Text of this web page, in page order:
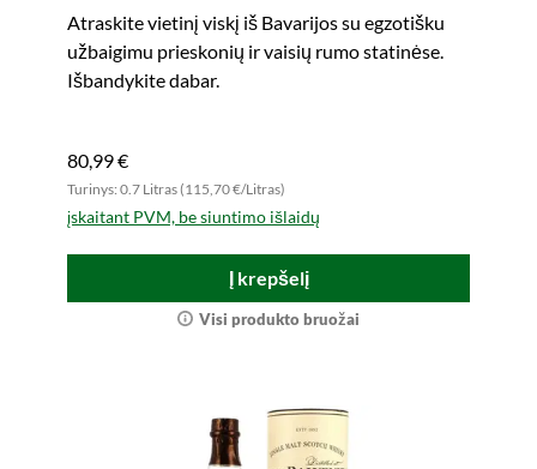
Atraskite vietinį viskį iš Bavarijos su egzotišku
užbaigimu prieskonių ir vaisių rumo statinėse.
Išbandykite dabar.
80,99 €
Turinys: 0.7 Litras (115,70 €/Litras)
įskaitant PVM, be siuntimo išlaidų
Į krepšelį
Visi produkto bruožai